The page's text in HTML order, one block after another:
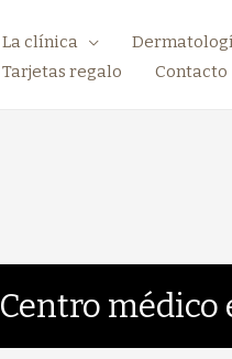
La clínica
Tarjetas regalo
Contacto
Centro